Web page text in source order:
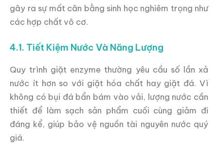
gây ra sự mất cân bằng sinh học nghiêm trọng như
các hợp chất vô cơ.
4.1. Tiết Kiệm Nước Và Năng Lượng
Quy trình giặt enzyme thường yêu cầu số lần xả
nước ít hơn so với giặt hóa chất hay giặt đá. Vì
không có bụi đá bẩn bám vào vải, lượng nước cần
thiết để làm sạch sản phẩm cuối cùng giảm đi
đáng kể, giúp bảo vệ nguồn tài nguyên nước quý
giá.